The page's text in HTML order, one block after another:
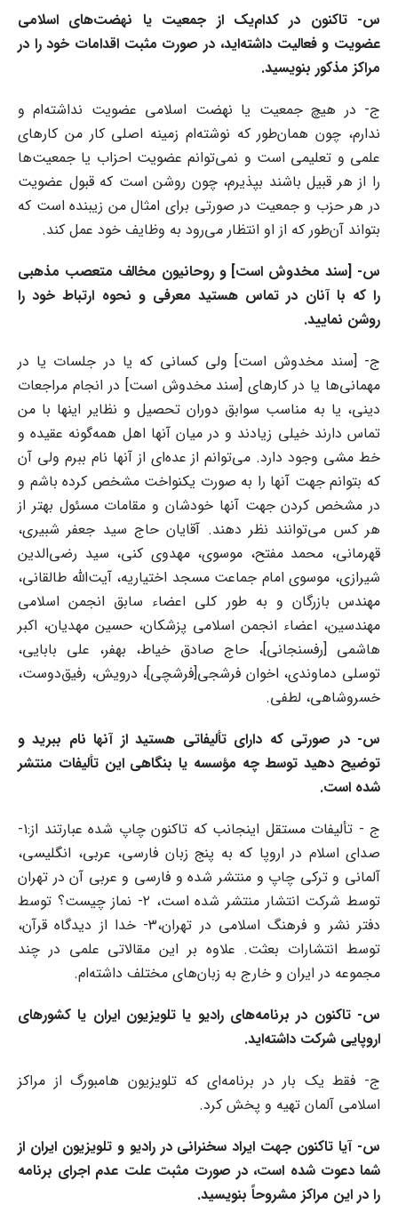
س- تاکنون در کدام‌یک از جمعیت یا نهضت‌های اسلامی
عضویت و فعالیت داشته‌اید، در صورت مثبت اقدامات خود را در
مراکز مذکور بنویسید.
ج- در هیچ جمعیت یا نهضت اسلامی عضویت نداشته‌ام و
ندارم، چون همان‌طور که نوشته‌ام زمینه اصلی کار من کار‌های
علمی و تعلیمی است و نمی‌توانم عضویت احزاب یا جمعیت‌ها
را از هر قبیل باشند بپذیرم، چون روشن است که قبول عضویت
در هر حزب و جمعیت در صورتی برای امثال من زیبنده است که
بتواند آن‌طور که از او انتظار می‌رود به وظایف خود عمل کند.
س- [سند مخدوش است] و روحانیون مخالف متعصب مذهبی
را که با آنان در تماس هستید معرفی و نحوه ارتباط خود را
روشن نمایید.
ج- [سند مخدوش است] ولی کسانی که یا در جلسات یا در
مهمانی‌ها یا در کار‌های [سند مخدوش است] در انجام مراجعات
دینی، یا به مناسب سوابق دوران تحصیل و نظایر اینها با من
تماس دارند خیلی زیادند و در میان آنها اهل همه‌گونه عقیده و
خط مشی وجود دارد. می‌توانم از عد‌ه‌ای از آنها نام ببرم ولی آن
که بتوانم جهت آنها را به صورت یکنواخت مشخص کرده باشم و
در مشخص کردن جهت آنها خودشان و مقامات مسئول بهتر از
هر کس می‌توانند نظر دهند. آقایان حاج سید جعفر شبیری،
قهرمانی، محمد مفتح، موسوی، مهدوی کنی، سید رضی‌الدین
شیرازی، موسوی امام جماعت مسجد اختیاریه، آیت‌الله طالقانی،
مهندس بازرگان و به طور کلی اعضاء سابق انجمن اسلامی
مهندسین، اعضاء انجمن اسلامی پزشکان، حسین مهدیان، اکبر
‌هاشمی [رفسنجانی]، حاج صادق خیاط، بهفر، علی بابایی،
توسلی دماوندی، اخوان فرشجى[فرشچی]، درویش، رفیق‌دوست،
خسروشاهی، لطفی.
س- در صورتی که دارای تألیفاتی هستید از آنها نام ببرید و
توضیح دهید توسط چه مؤسسه یا بنگاهی این تألیفات منتشر
شده است.
ج - تألیفات مستقل اینجانب که تاکنون چاپ شده عبارتند از:۱-
صدای اسلام در اروپا که به پنج زبان فارسی، عربی، انگلیسی،
آلمانی و ترکی چاپ و منتشر شده و فارسی و عربی آن در تهران
توسط شرکت انتشار منتشر شده است، ۲- نماز چیست؟ توسط
دفتر نشر و فرهنگ اسلامی در تهران،۳- خدا از دیدگاه قرآن،
توسط انتشارات بعثت. علاوه بر این مقالاتی علمی در چند
مجموعه در ایران و خارج به زبان‌های مختلف داشته‌ام.
س- تاکنون در برنامه‌‌های رادیو یا تلویزیون ایران یا کشور‌های
اروپایی شرکت داشته‌اید.
ج- فقط یک بار در برنامه‌ای که تلویزیون ‌هامبورگ از مراکز
اسلامی آلمان تهیه و پخش کرد.
س- آیا تاکنون جهت ایراد سخنرانی در رادیو و تلویزیون ایران از
شما دعوت شده است، در صورت مثبت علت عدم اجرای برنامه
را در این مراکز مشروحاً بنویسید.